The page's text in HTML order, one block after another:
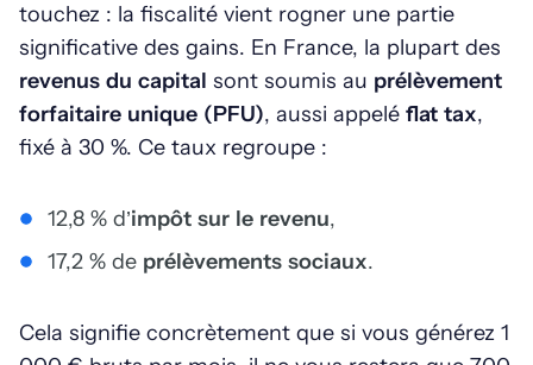
touchez : la fiscalité vient rogner une partie
significative des gains. En France, la plupart des
revenus du capital sont soumis au prélèvement
forfaitaire unique (PFU), aussi appelé flat tax,
fixé à 30 %. Ce taux regroupe :
12,8 % d’impôt sur le revenu,
17,2 % de prélèvements sociaux.
Cela signifie concrètement que si vous générez 1